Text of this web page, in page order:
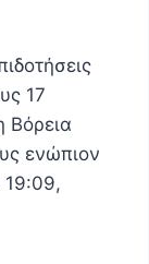
17
Βόρεια
ενώπιον